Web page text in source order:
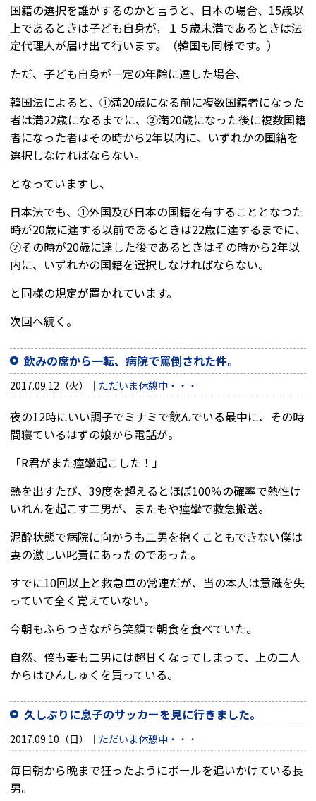
国籍の選択を誰がするのかと言うと、日本の場合、 15歳以
上であるときは子ども自身が，１５歳未満であるときは法
定代理人が届け出て行います。（韓国も同様です。）
ただ、子ども自身が一定の年齢に達した場合、
韓国法によると、①満20歳になる前に複数国籍者になった
者は満22歳になるまでに、②満20歳になった後に複数国籍
者になった者はその時から2年以内に、いずれかの国籍を
選択しなければならない。
となっていますし、
日本法でも、①外国及び日本の国籍を有することとなつた
時が20歳に達する以前であるときは22歳に達するまでに、
②その時が20歳に達した後であるときはその時から2年以
内に、いずれかの国籍を選択しなければならない。
と同様の規定が置かれています。
次回へ続く。
飲みの席から一転、病院で罵倒された件。
2017.09.12（火） ただいま休憩中・・・
夜の12時にいい調子でミナミで飲んでいる最中に、その時
間寝ているはずの娘から電話が。
「R君がまた痙攣起こした！」
熱を出すたび、39度を超えるとほぼ100％の確率で熱性け
いれんを起こす二男が、またもや痙攣で救急搬送。
泥酔状態で病院に向かうも二男を抱くこともできない僕は
妻の激しい叱責にあったのであった。
すでに10回以上と救急車の常連だが、当の本人は意識を失
っていて全く覚えていない。
今朝もふらつきながら笑顔で朝食を食べていた。
自然、僕も妻も二男には超甘くなってしまって、上の二人
からはひんしゅくを買っている。
久しぶりに息子のサッカーを見に行きました。
2017.09.10（日） ただいま休憩中・・・
毎日朝から晩まで狂ったようにボールを追いかけている長
男。